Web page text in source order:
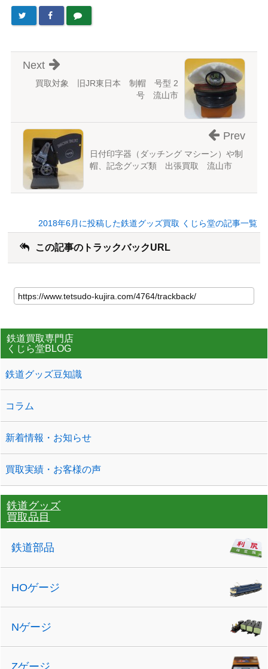
買取対象 旧JR東日本 制帽 号型 2
号 流山市
Next
日付印字器（ダッチング マシーン）や制
帽、記念グッズ類 出張買取 流山市
Prev
2018年6月に投稿した鉄道グッズ買取 くじら堂の記事一覧
この記事のトラックバックURL
鉄道買取専門店
くじら堂BLOG
鉄道グッズ豆知識
コラム
新着情報・お知らせ
買取実績・お客様の声
鉄道グッズ
買取品目
鉄道部品
HOゲージ
Nゲージ
Zゲージ